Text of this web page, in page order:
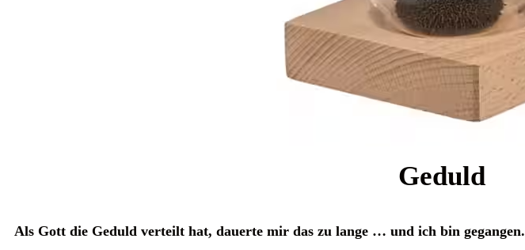
Geduld
Als Gott die Geduld verteilt hat, dauerte mir das zu lange … und ich bin gegangen.